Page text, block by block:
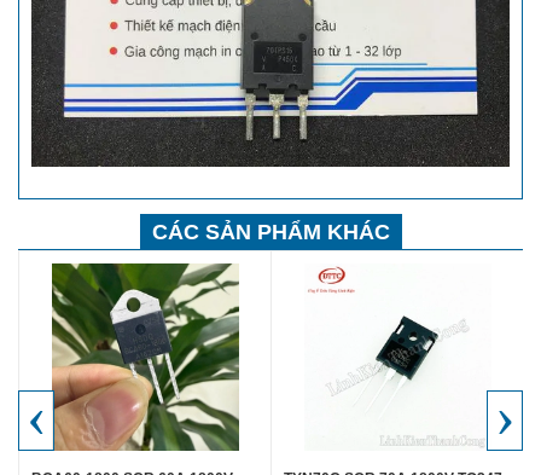
CÁC SẢN PHẨM KHÁC
‹ ›